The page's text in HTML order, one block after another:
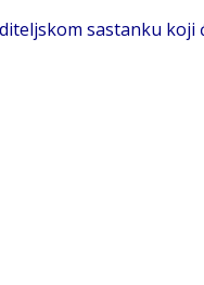
sastanku koji